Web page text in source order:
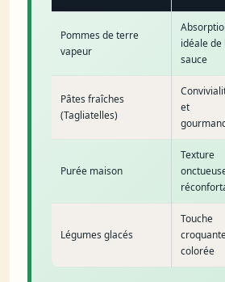
Pommes de terre
vapeur
idéale de
sauce
Pâtes fraîches
(Tagliatelles)
et
Purée maison
Texture
Légumes glacés
Touche
colorée